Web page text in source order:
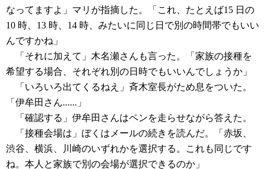
なってますよ」マリが指摘した。「これ、たとえば15 日の
10 時、13 時、14 時、みたいに同じ日で別の時間帯でもいい
んですかね」
「それに加えて」木名瀬さんも言った。「家族の接種を
希望する場合、それぞれ別の日時でもいいんでしょうか」
「いろいろ出てくるねえ」斉木室長がため息をついた。
「伊牟田さん......」
「確認する」伊牟田さんはペンを走らせながら答えた。
「接種会場は」ぼくはメールの続きを読んだ。「赤坂、
渋谷、横浜、川崎のいずれかを選択する。これも同じです
ね。本人と家族で別の会場が選択できるのか」